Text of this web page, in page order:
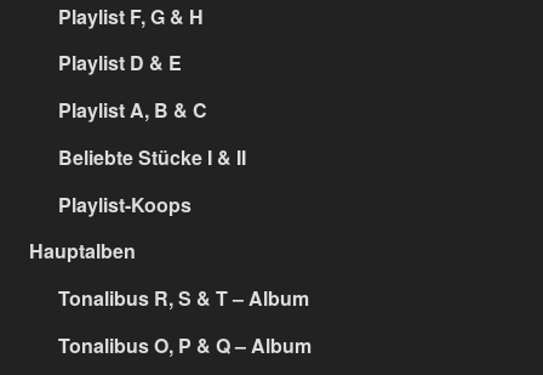
Playlist F, G & H
Playlist D & E
Playlist A, B & C
Beliebte Stücke I & II
Playlist-Koops
Hauptalben
Tonalibus R, S & T – Album
Tonalibus O, P & Q – Album